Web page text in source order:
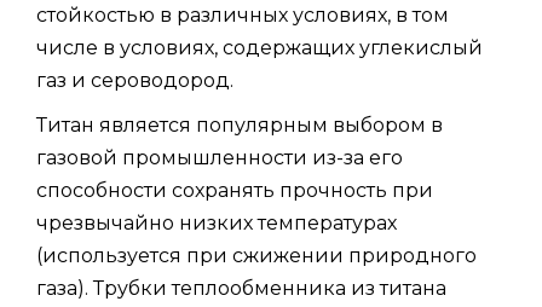
стойкостью в различных условиях, в том
числе в условиях, содержащих углекислый
газ и сероводород.
Титан является популярным выбором в
газовой промышленности из-за его
способности сохранять прочность при
чрезвычайно низких температурах
(используется при сжижении природного
газа). Трубки теплообменника из титана